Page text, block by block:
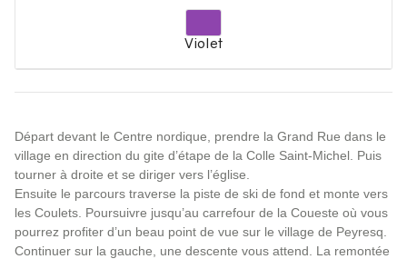
Violet
Départ devant le Centre nordique, prendre la Grand Rue dans le
village en direction du gite d’étape de la Colle Saint-Michel. Puis
tourner à droite et se diriger vers l’église.
Ensuite le parcours traverse la piste de ski de fond et monte vers
les Coulets. Poursuivre jusqu’au carrefour de la Coueste où vous
pourrez profiter d’un beau point de vue sur le village de Peyresq.
Continuer sur la gauche, une descente vous attend. La remontée